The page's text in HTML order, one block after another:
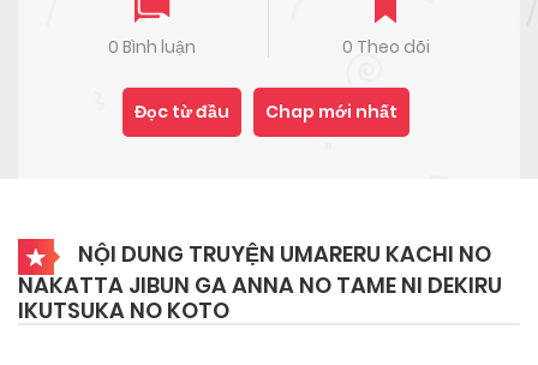
0 Bình luận 0 Theo dõi
Đọc từ đầu Chap mới nhất
NỘI DUNG TRUYỆN UMARERU KACHI NO
NAKATTA JIBUN GA ANNA NO TAME NI DEKIRU
IKUTSUKA NO KOTO